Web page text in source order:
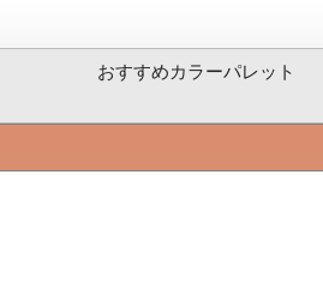
おすすめカラーパレット